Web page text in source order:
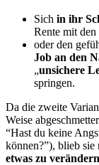
Sich in ihr
Rente mit den
oder den
Job an den
„unsichere
springen.
Da die zweite
Weise
“Hast du keine
können?”), blieb
etwas zu verändern